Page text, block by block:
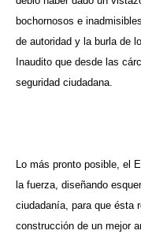
bochornosos e
de autoridad y la burla de
Inaudito que desde las
seguridad ciudadana.
Lo más pronto posible, el
la fuerza, diseñando
ciudadanía, para que ésta
construcción de un mejor